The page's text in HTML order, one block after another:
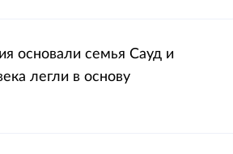
основали семья Сауд и
легли в основу